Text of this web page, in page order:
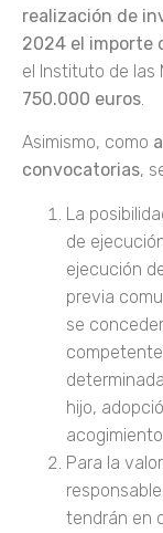
realización de
2024 el importe
el Instituto de las
750.000 euros.
Asimismo, como
convocatorias,
La
de
ejecución
previa
se
hijo,
Para la
tendrán en